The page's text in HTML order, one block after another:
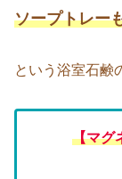
ソープトレー
という浴室石鹸
【マグ